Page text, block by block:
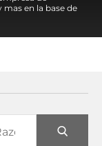
en la base de